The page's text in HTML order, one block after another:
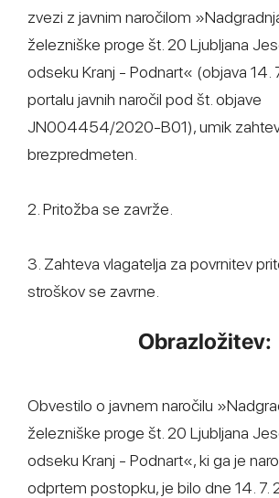
zvezi z javnim naročilom
železniške proge št. 20 Ljubljana
odseku Kranj - Podnart« (objava 14.
portalu javnih naročil pod št. objave
JN004454/2020-B01), umik
brezpredmeten.
2. Pritožba se zavrže.
3. Zahteva vlagatelja za povrnitev
stroškov se zavrne.
Obrazložitev:
Obvestilo o javnem naročilu
železniške proge št. 20 Ljubljana
odseku Kranj - Podnart«, ki ga je
odprtem postopku, je bilo dne 14. 7.